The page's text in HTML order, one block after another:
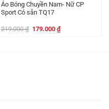
Áo Bóng Chuyền Nam- Nữ CP
Sport Có sẵn TQ17
219.000₫ Giá
179.000₫Giá